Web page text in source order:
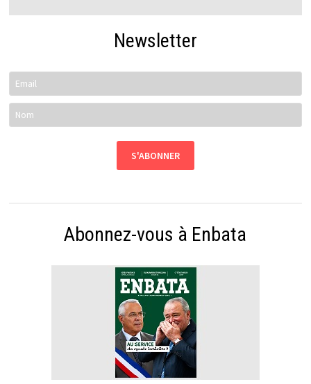
Newsletter
Abonnez-vous à Enbata